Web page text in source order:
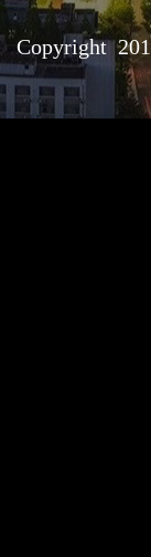
Copyright